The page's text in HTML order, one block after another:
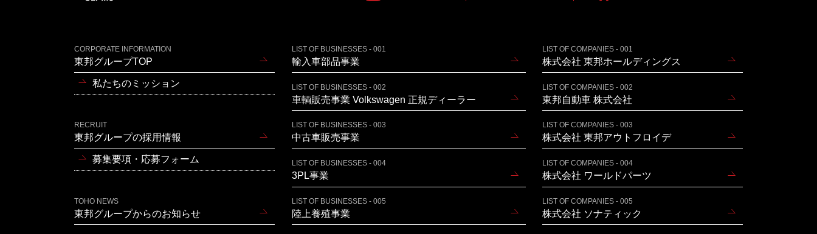
CORPORATE INFORMATION
東邦グループTOP
私たちのミッション
RECRUIT
東邦グループの採用情報
募集要項・応募フォーム
TOHO NEWS
東邦グループからのお知らせ
LIST OF BUSINESSES - 001
輸入車部品事業
LIST OF BUSINESSES - 002
車輌販売事業 Volkswagen 正規ディーラー
LIST OF BUSINESSES - 003
中古車販売事業
LIST OF BUSINESSES - 004
3PL事業
LIST OF BUSINESSES - 005
陸上養殖事業
LIST OF COMPANIES - 001
株式会社 東邦ホールディングス
LIST OF COMPANIES - 002
東邦自動車 株式会社
LIST OF COMPANIES - 003
株式会社 東邦アウトフロイデ
LIST OF COMPANIES - 004
株式会社 ワールドパーツ
LIST OF COMPANIES - 005
株式会社 ソナティック